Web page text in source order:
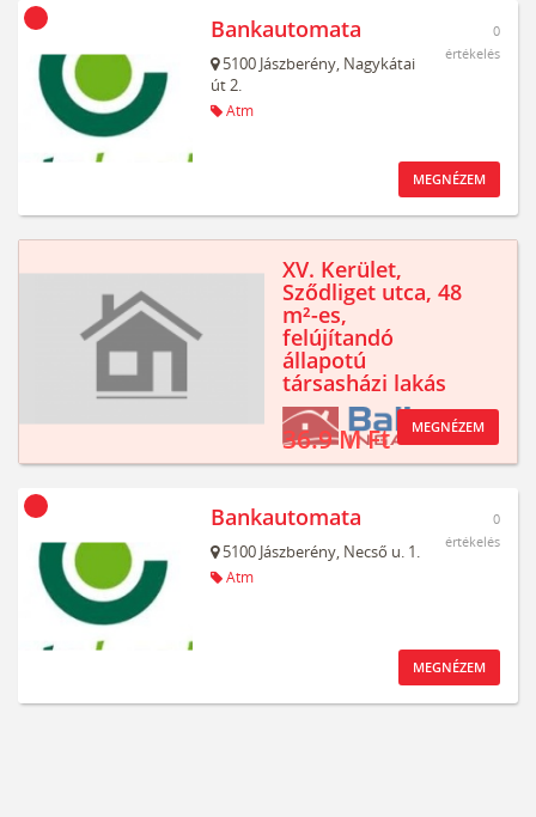
Bankautomata
5100 Jászberény, Nagykátai
út 2.
Atm
0
értékelés
MEGNÉZEM
XV. Kerület,
Sződliget utca, 48
m²-es,
felújítandó
állapotú
társasházi lakás
36.9 M Ft MEGNÉZEM
Bankautomata
5100 Jászberény, Necső u. 1.
Atm
0
értékelés
MEGNÉZEM